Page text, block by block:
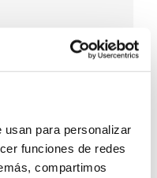
para personalizar
funciones de redes
compartimos